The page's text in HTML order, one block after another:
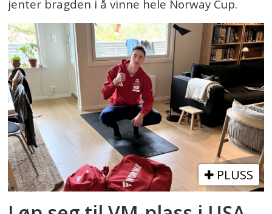
jenter bragden i å vinne hele Norway Cup.
PLUSS